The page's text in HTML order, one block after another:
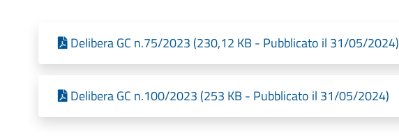
Delibera GC n.75/2023 (230,12 KB - Pubblicato il 31/05/2024)
Delibera GC n.100/2023 (253 KB - Pubblicato il 31/05/2024)